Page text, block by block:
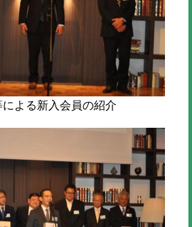
よる新入会員の紹介